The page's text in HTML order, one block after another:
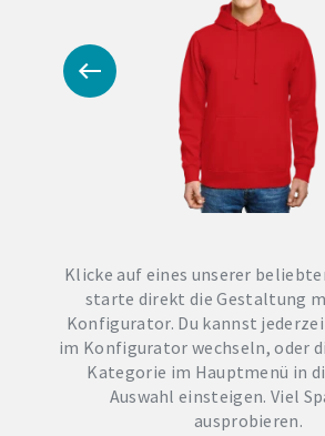
Klicke auf eines unserer
starte direkt die Gestaltung
Konfigurator. Du kannst
im Konfigurator wechseln, oder
Kategorie im Hauptmenü in
Auswahl einsteigen. Viel
ausprobieren.